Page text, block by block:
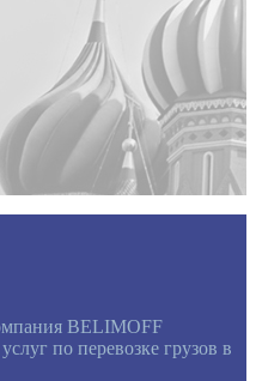
BELIMOFF
по перевозке грузов в